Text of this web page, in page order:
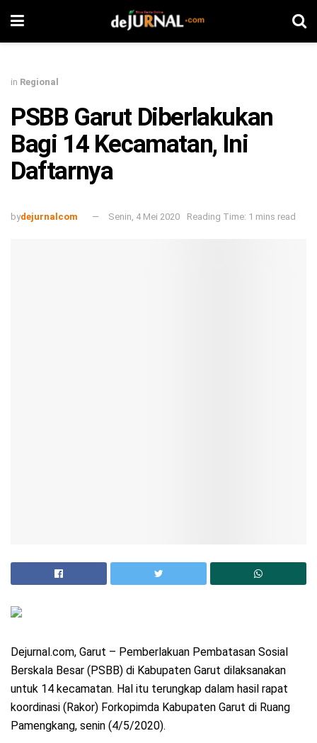
in Regional
PSBB Garut Diberlakukan
Bagi 14 Kecamatan, Ini
Daftarnya
bydejurnalcom Senin, 4 Mei 2020 Reading Time: 1 mins read
Dejurnal.com, Garut – Pemberlakuan Pembatasan Sosial
Berskala Besar (PSBB) di Kabupaten Garut dilaksanakan
untuk 14 kecamatan. Hal itu terungkap dalam hasil rapat
koordinasi (Rakor) Forkopimda Kabupaten Garut di Ruang
Pamengkang, senin (4/5/2020).